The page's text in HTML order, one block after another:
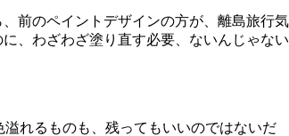
前のペイントデザインの方が、離島旅行気
、わざわざ塗り直す必要、ないんじゃない
れるものも、残ってもいいのではないだ